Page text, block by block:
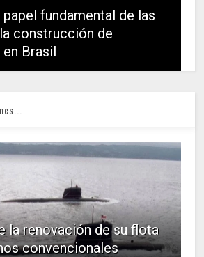
papel fundamental de las
construcción de
Brasil
la renovación de su flota
convencionales